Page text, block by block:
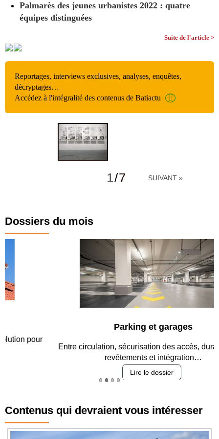
Palmarès des jeunes urbanistes 2022 : quatre
équipes distinguées
Suite de l'article >
Reportages, interviews exclusives, analyses, enquêtes,
décryptages…
Accédez à l'intégralité des contenus de Batiactu
1/7 SUIVANT »
Dossiers du mois
Parking et garages
Entre circulation, sécurisation des accès, durabilité des
revêtements et intégration…
Contenus qui devraient vous intéresser